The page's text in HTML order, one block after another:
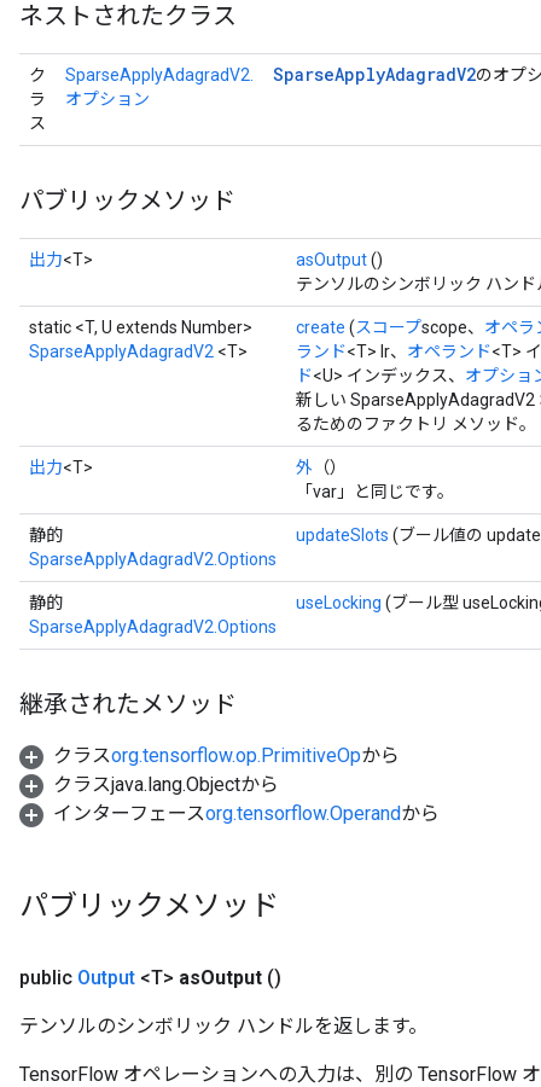
ネストされたクラス
ク
ラ
ス
SparseApplyAdagradV2.
オプション
SparseApplyAdagradV2のオプ
パブリックメソッド
出力<T> asOutput()
テンソルのシンボリック ハン
static <T, U extends Number>
SparseApplyAdagradV2 <T>
create (スコープscope、 オペラ
ランド<T> lr、 オペランド<T>
ド<U> インデックス、 オプショ
新しい
るためのファクトリ メソッド。
出力<T> 外 （）
「var」と同じです。
静的
SparseApplyAdagradV2.Options
updateSlots (ブール値の
静的
SparseApplyAdagradV2.Options
useLocking (ブール型
継承されたメソッド
クラスorg.tensorflow.op.PrimitiveOpから
クラスjava.lang.Objectから
インターフェースorg.tensorflow.Operandから
パブリックメソッド
public Output <T> asOutput ()
テンソルのシンボリック ハンドルを返します。
TensorFlow オペレーションへの入力は、別の TensorFlow